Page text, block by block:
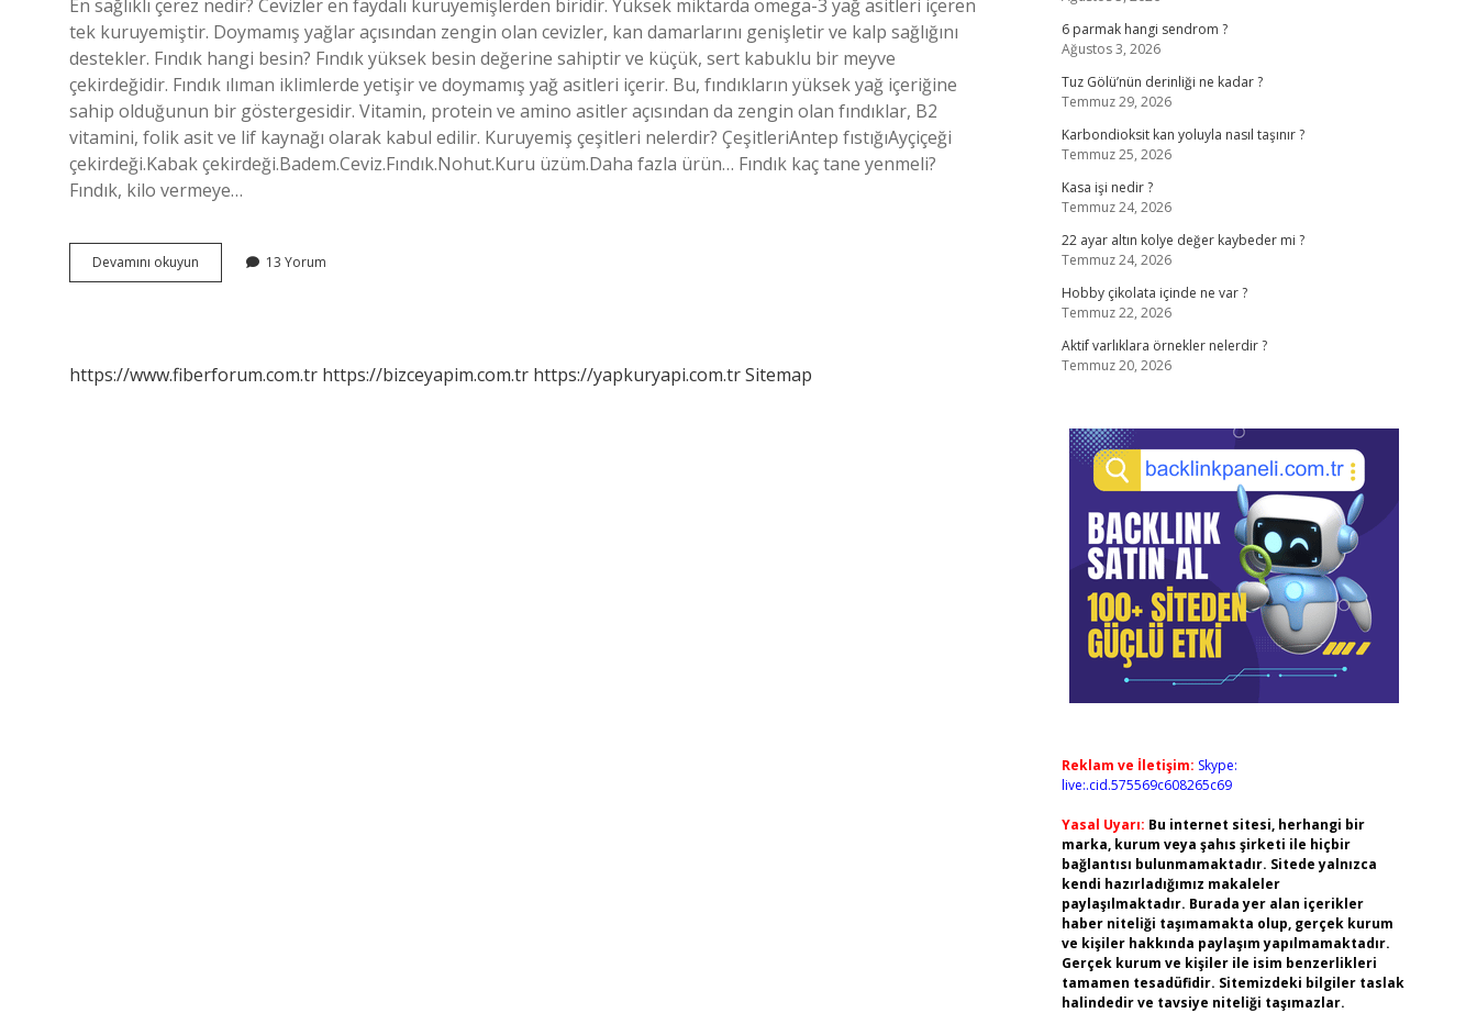
En sağlıklı çerez nedir? Cevizler en faydalı kuruyemişlerden biridir. Yüksek miktarda omega-3 yağ asitleri içeren
tek kuruyemiştir. Doymamış yağlar açısından zengin olan cevizler, kan damarlarını genişletir ve kalp sağlığını
destekler. Fındık hangi besin? Fındık yüksek besin değerine sahiptir ve küçük, sert kabuklu bir meyve
çekirdeğidir. Fındık ılıman iklimlerde yetişir ve doymamış yağ asitleri içerir. Bu, fındıkların yüksek yağ içeriğine
sahip olduğunun bir göstergesidir. Vitamin, protein ve amino asitler açısından da zengin olan fındıklar, B2
vitamini, folik asit ve lif kaynağı olarak kabul edilir. Kuruyemiş çeşitleri nelerdir? ÇeşitleriAntep fıstığıAyçiçeği
çekirdeği.Kabak çekirdeği.Badem.Ceviz.Fındık.Nohut.Kuru üzüm.Daha fazla ürün… Fındık kaç tane yenmeli?
Fındık, kilo vermeye…
Devamını okuyun
Çerez
13 Yorum
https://www.fiberforum.com.tr https://bizceyapim.com.tr https://yapkuryapi.com.trSitemap
6 parmak hangi sendrom ?
Ağustos 3, 2026
Tuz Gölü’nün derinliği ne kadar ?
Temmuz 29, 2026
Karbondioksit kan yoluyla nasıl taşınır ?
Temmuz 25, 2026
Kasa işi nedir ?
Temmuz 24, 2026
22 ayar altın kolye değer kaybeder mi ?
Temmuz 24, 2026
Hobby çikolata içinde ne var ?
Temmuz 22, 2026
Aktif varlıklara örnekler nelerdir ?
Temmuz 20, 2026
Reklam ve İletişim: Skype:
live:.cid.575569c608265c69
Yasal Uyarı: Bu internet sitesi, herhangi bir
marka, kurum veya şahıs şirketi ile hiçbir
bağlantısı bulunmamaktadır. Sitede yalnızca
kendi hazırladığımız makaleler
paylaşılmaktadır. Burada yer alan içerikler
haber niteliği taşımamakta olup, gerçek kurum
ve kişiler hakkında paylaşım yapılmamaktadır.
Gerçek kurum ve kişiler ile isim benzerlikleri
tamamen tesadüfidir. Sitemizdeki bilgiler taslak
halindedir ve tavsiye niteliği taşımazlar.